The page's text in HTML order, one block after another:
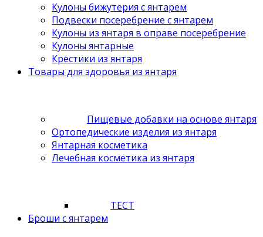
Кулоны бижутерия с янтарем
Подвески посеребрение с янтарем
Кулоны из янтаря в оправе посеребрение
Кулоны янтарные
Крестики из янтаря
Товары для здоровья из янтаря
Пищевые добавки на основе янтаря
Ортопедические изделия из янтаря
Янтарная косметика
Лечебная косметика из янтаря
ТЕСТ
Броши с янтарем